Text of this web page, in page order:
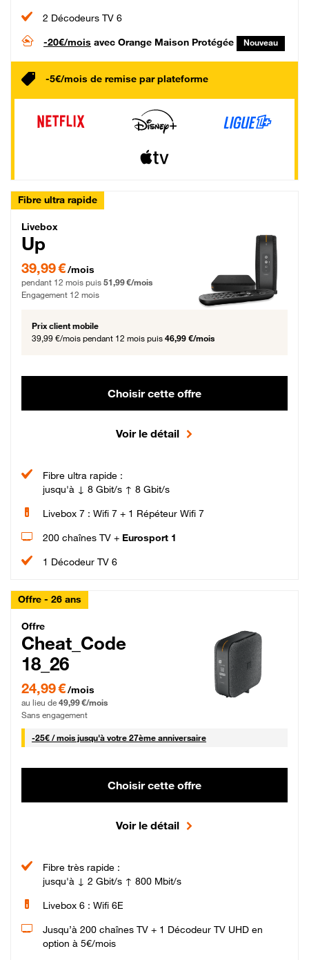
2 Décodeurs TV 6
-20€/mois avec Orange Maison Protégée Nouveau
-5€/mois de remise par plateforme
Fibre ultra rapide
Livebox Up Fibre
Livebox
Up
39,99 € par mois pendant 12 mois puis 51,99 € par mois, Engagement 12 mois
39,99 €/mois
pendant 12 mois puis 51,99 €/mois
Engagement 12 mois
Prix client mobile
39,99 €/mois pendant 12 mois puis 46,99 €/mois
Choisir cette offre
Voir le détail
Fibre ultra rapide :
jusqu'à ↓ 8 Gbit/s ↑ 8 Gbit/s
Livebox 7 : Wifi 7 + 1 Répéteur Wifi 7
200 chaînes TV + Eurosport 1
1 Décodeur TV 6
Offre - 26 ans
Cheat_Code Fibre_18_26
Offre
Cheat_Code
18_26
24,99 € par mois pendant 0 mois puis 49,99 € par mois, Sans engagement
24,99 €/mois
au lieu de 49,99 €/mois
Sans engagement
-25€ / mois25 € par mois
jusqu'à votre 27ème anniversaire
Choisir cette offre
Voir le détail
Fibre très rapide :
jusqu'à ↓ 2 Gbit/s ↑ 800 Mbit/s
Livebox 6 : Wifi 6E
Jusqu’à 200 chaînes TV + 1 Décodeur TV UHD en
option à 5€/mois